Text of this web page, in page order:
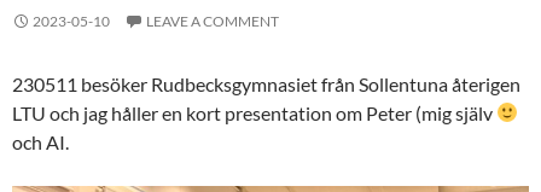
2023-05-10 LEAVE A COMMENT
230511 besöker Rudbecksgymnasiet från Sollentuna återigen
LTU och jag håller en kort presentation om Peter (mig själv
och AI.